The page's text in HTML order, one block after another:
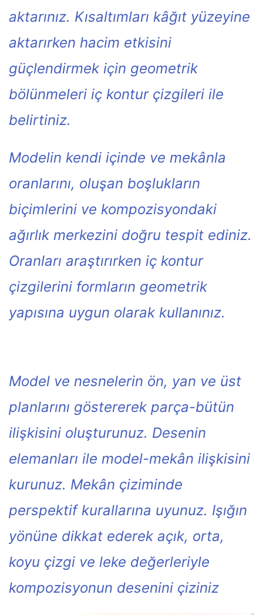
aktarınız. Kısaltımları kâğıt yüzeyine
aktarırken hacim etkisini
güçlendirmek için geometrik
bölünmeleri iç kontur çizgileri ile
belirtiniz.
Modelin kendi içinde ve mekânla
oranlarını, oluşan boşlukların
biçimlerini ve kompozisyondaki
ağırlık merkezini doğru tespit ediniz.
Oranları araştırırken iç kontur
çizgilerini formların geometrik
yapısına uygun olarak kullanınız.
Model ve nesnelerin ön, yan ve üst
planlarını göstererek parça-bütün
ilişkisini oluşturunuz. Desenin
elemanları ile model-mekân ilişkisini
kurunuz. Mekân çiziminde
perspektif kurallarına uyunuz. Işığın
yönüne dikkat ederek açık, orta,
koyu çizgi ve leke değerleriyle
kompozisyonun desenini çiziniz